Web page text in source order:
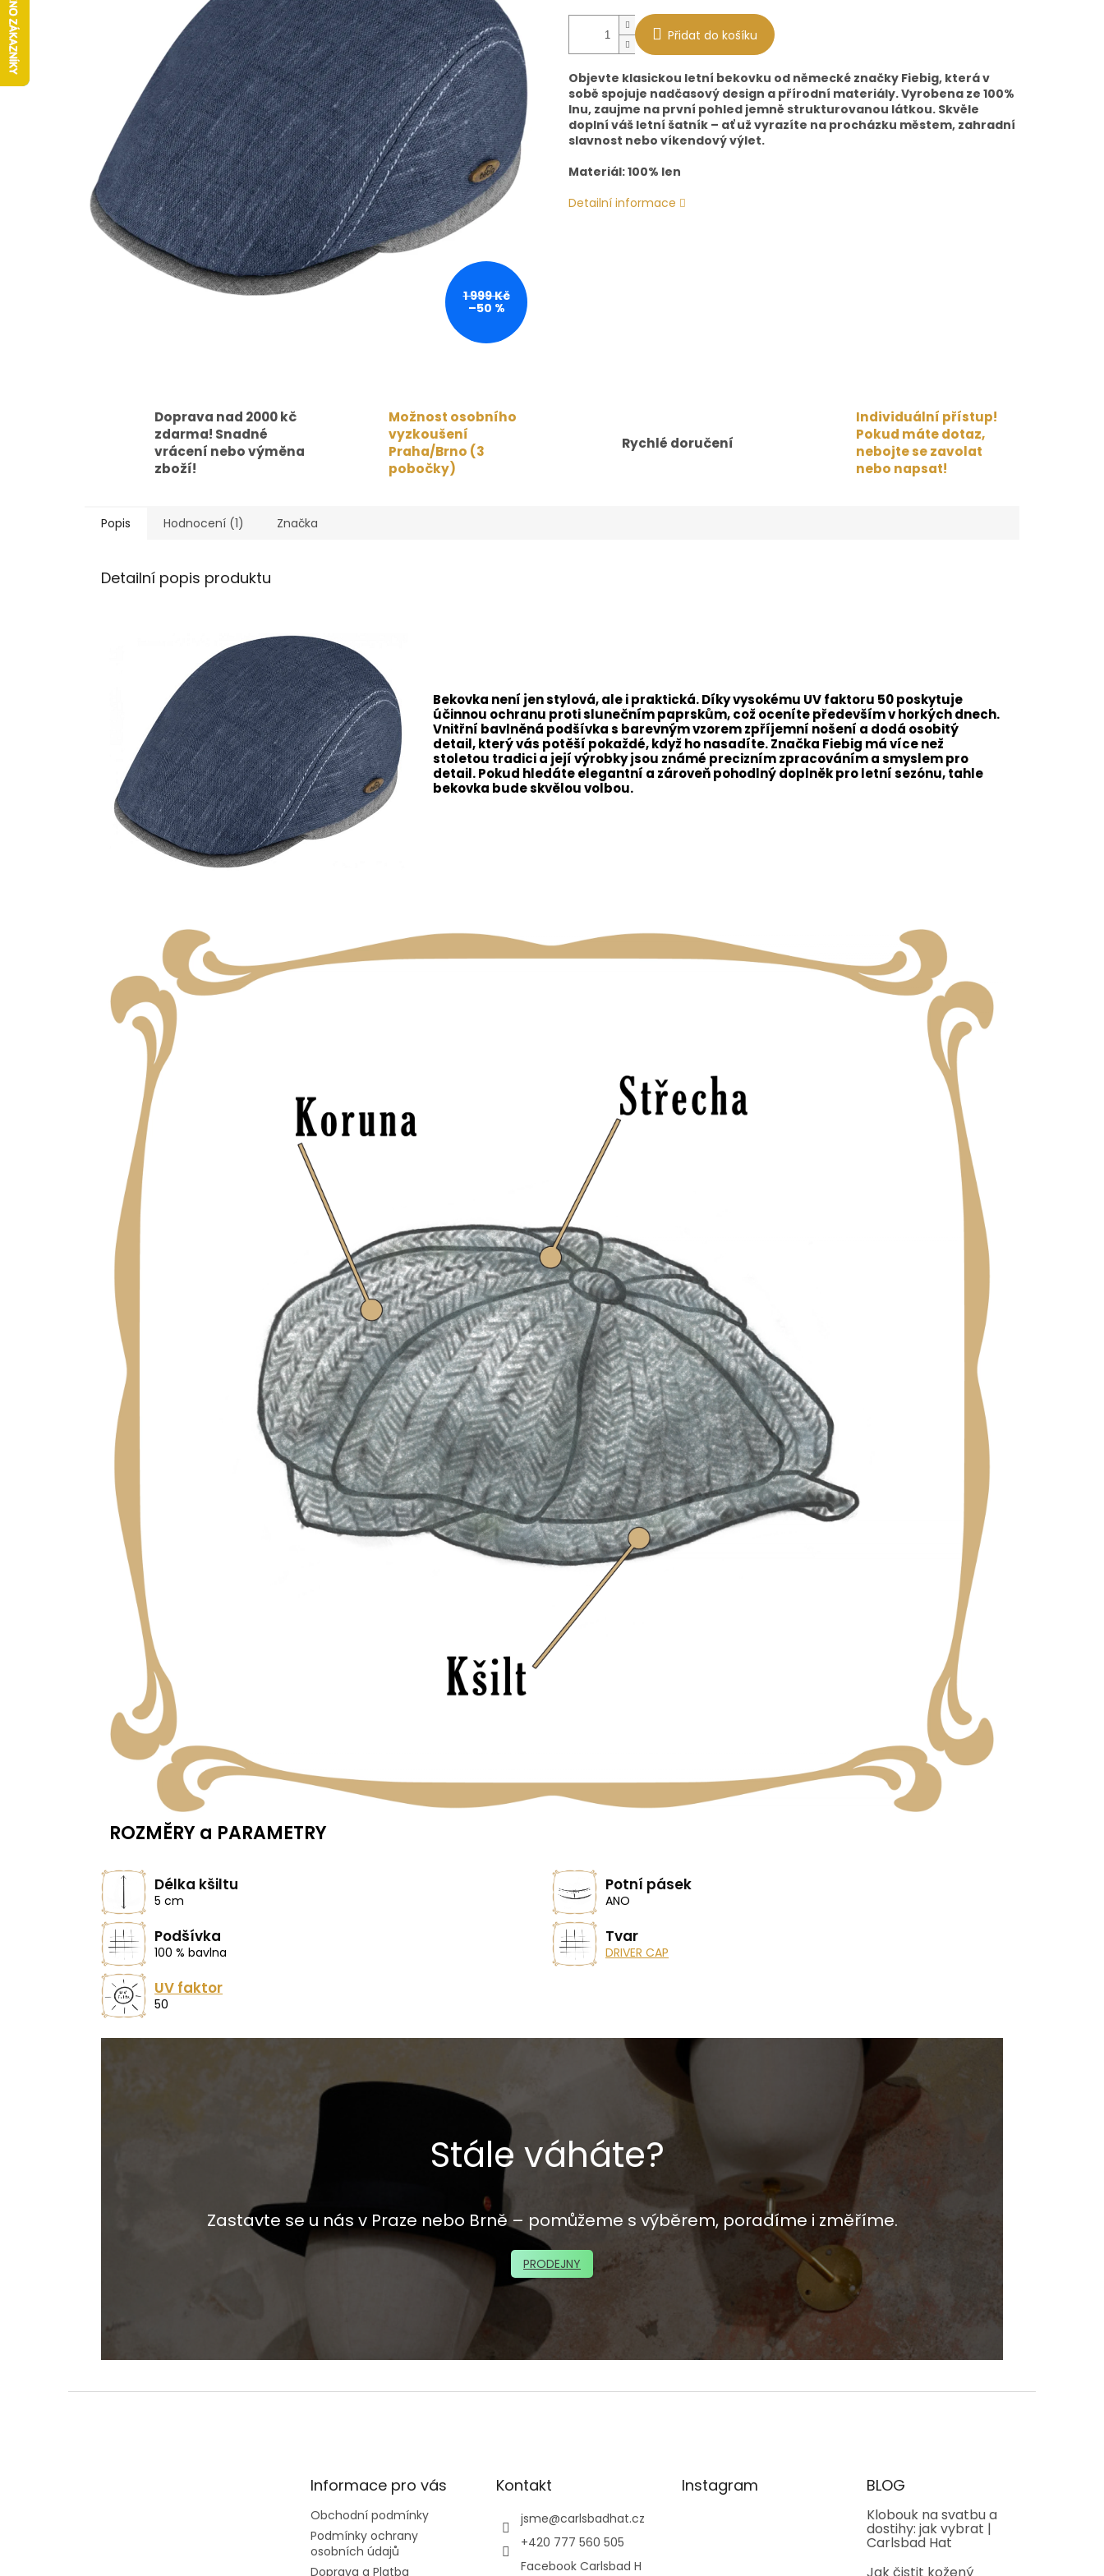
1 999 Kč
–50 %
Přidat do košíku
Objevte klasickou letní bekovku od německé značky Fiebig, která v
sobě spojuje nadčasový design a přírodní materiály. Vyrobena ze 100%
lnu, zaujme na první pohled jemně strukturovanou látkou. Skvěle
doplní váš letní šatník – ať už vyrazíte na procházku městem, zahradní
slavnost nebo víkendový výlet.
Materiál: 100% len
Detailní informace
Doprava nad 2000 kč
zdarma! Snadné
vrácení nebo výměna
zboží!
Možnost osobního
vyzkoušení
Praha/Brno (3
pobočky)
Rychlé doručení
Individuální přístup!
Pokud máte dotaz,
nebojte se zavolat
nebo napsat!
Popis Hodnocení (1) Značka
Detailní popis produktu
Bekovka není jen stylová, ale i praktická. Díky vysokému UV faktoru 50 poskytuje
účinnou ochranu proti slunečním paprskům, což oceníte především v horkých dnech.
Vnitřní bavlněná podšívka s barevným vzorem zpříjemní nošení a dodá osobitý
detail, který vás potěší pokaždé, když ho nasadíte.Značka Fiebig má více než
stoletou tradici a její výrobky jsou známé precizním zpracováním a smyslem pro
detail. Pokud hledáte elegantní a zároveň pohodlný doplněk pro letní sezónu, tahle
bekovka bude skvělou volbou.
ROZMĚRY a PARAMETRY
Délka kšiltu
5 cm
Potní pásek
ANO
Podšívka
100 % bavlna
Tvar
DRIVER CAP
UV faktor
50
Stále váháte?
Zastavte se u nás v Praze nebo Brně – pomůžeme s výběrem, poradíme i změříme.
PRODEJNY
Informace pro vás
Obchodní podmínky
Podmínky ochrany
osobních údajů
Doprava a Platba
Kontakt
jsme@carlsbadhat.cz
+420 777 560 505
Facebook Carlsbad H
Instagram BLOG
Klobouk na svatbu a
dostihy: jak vybrat |
Carlsbad Hat